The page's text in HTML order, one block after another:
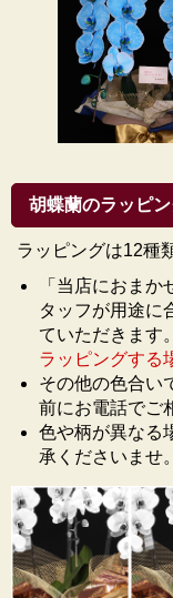
胡蝶蘭のラッピ
ラッピングは12種
「当店におま
タッフが用途に
ていただきます。
ラッピングする
その他の色合い
前にお電話でご
色や柄が異なる
承くださいませ。